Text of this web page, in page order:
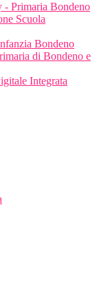
- Primaria Bondeno
Scuola
Bondeno
di Bondeno e
Integrata